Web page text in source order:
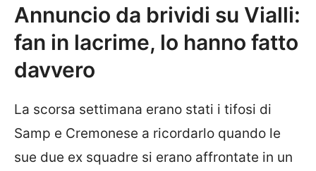
Annuncio da brividi su Vialli:
fan in lacrime, lo hanno fatto
davvero
La scorsa settimana erano stati i tifosi di
Samp e Cremonese a ricordarlo quando le
sue due ex squadre si erano affrontate in un